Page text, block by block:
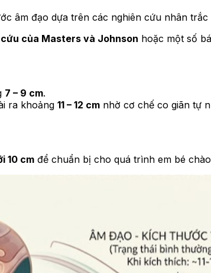
âm đạo dựa trên các nghiên cứu nhân
của Masters và Johnson hoặc một số
7 – 9 cm.
ra khoảng 11 – 12 cm nhờ cơ chế co giãn tự
10 cm để chuẩn bị cho quá trình em bé